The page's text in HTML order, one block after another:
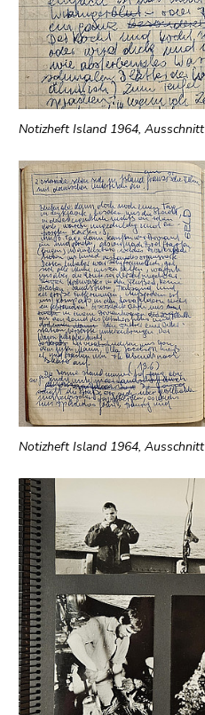
Notizheft Island 1964, Ausschnitt
Notizheft Island 1964, Ausschnitt